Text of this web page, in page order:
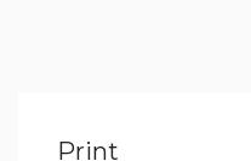
Print